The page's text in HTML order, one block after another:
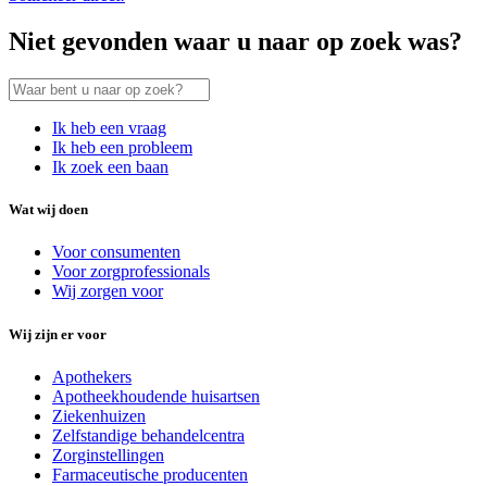
Niet gevonden waar u naar op zoek was?
Ik heb een vraag
Ik heb een probleem
Ik zoek een baan
Wat wij doen
Voor consumenten
Voor zorgprofessionals
Wij zorgen voor
Wij zijn er voor
Apothekers
Apotheekhoudende huisartsen
Ziekenhuizen
Zelfstandige behandelcentra
Zorginstellingen
Farmaceutische producenten